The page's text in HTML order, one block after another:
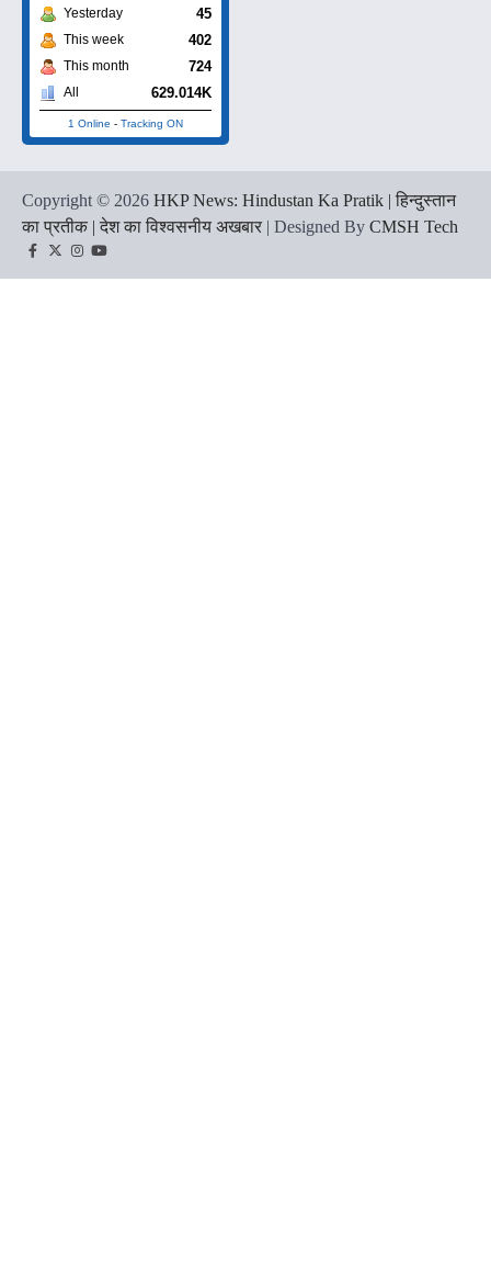
Yesterday 45
This week 402
This month 724
All 629.014K
1 Online - Tracking ON
Copyright © 2026 HKP News: Hindustan Ka Pratik | हिन्दुस्तान
का प्रतीक | देश का विश्वसनीय अखबार | Designed By CMSH Tech
Facebook
TwitterInstagram
YouTube